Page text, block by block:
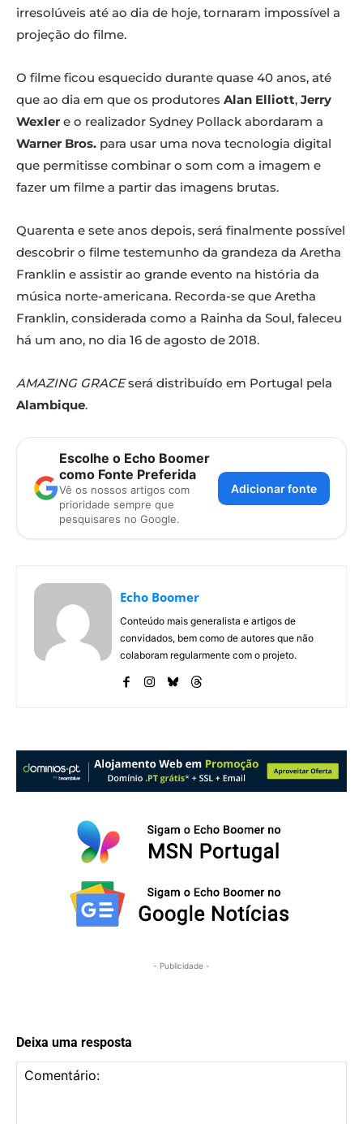
irresolúveis até ao dia de hoje, tornaram impossível a
projeção do filme.
O filme ficou esquecido durante quase 40 anos, até
que ao dia em que os produtores Alan Elliott, Jerry
Wexler e o realizador Sydney Pollack abordaram a
Warner Bros. para usar uma nova tecnologia digital
que permitisse combinar o som com a imagem e
fazer um filme a partir das imagens brutas.
Quarenta e sete anos depois, será finalmente possível
descobrir o filme testemunho da grandeza da Aretha
Franklin e assistir ao grande evento na história da
música norte-americana. Recorda-se que Aretha
Franklin, considerada como a Rainha da Soul, faleceu
há um ano, no dia 16 de agosto de 2018.
AMAZING GRACEserá distribuído em Portugal pela
Alambique.
Escolhe o Echo Boomer
como Fonte Preferida
Vê os nossos artigos com
prioridade sempre que
pesquisares no Google.
Adicionar fonte
Echo Boomer
Conteúdo mais generalista e artigos de
convidados, bem como de autores que não
colaboram regularmente com o projeto.
- Publicidade -
Deixa uma resposta